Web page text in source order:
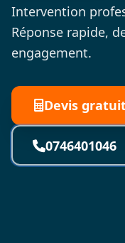
Intervention
Réponse rapide,
engagement.
Devis
0746401046